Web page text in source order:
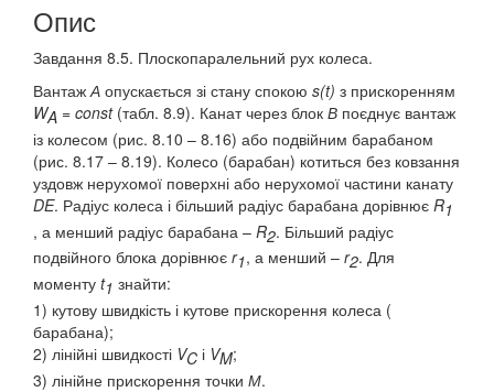
Опис
Завдання 8.5. Плоскопаралельний рух колеса.
ВантажА опускається зі стану спокою s(t) з прискоренням
WA = const(табл. 8.9). Канат через блок В поєднує вантаж
із колесом (рис. 8.10 – 8.16) або подвійним барабаном
(рис. 8.17 – 8.19). Колесо (барабан) котиться без ковзання
уздовж нерухомої поверхні або нерухомої частини канату
DE. Радіус колеса і більший радіус барабана дорівнює R1
, а менший радіус барабана – R2. Більший радіус
подвійного блока дорівнює r1, а менший – r2. Для
моменту t1 знайти:
1) кутову швидкість і кутове прискорення колеса (
барабана);
2) лінійні швидкості VC і VM;
3) лінійне прискорення точки М.